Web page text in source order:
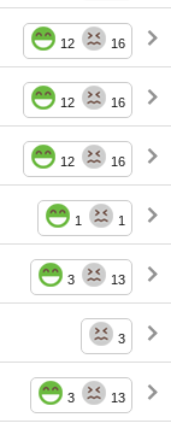
12 16
12 16
12 16
1 1
3 13
3
3 13